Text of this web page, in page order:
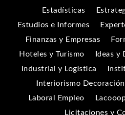
Estadísticas
Estudios e Informes
Finanzas y Empresas
Hoteles y Turismo
Ideas y
Industrial y Logística
Interiorismo Decoración
Laboral Empleo
Licitaciones y